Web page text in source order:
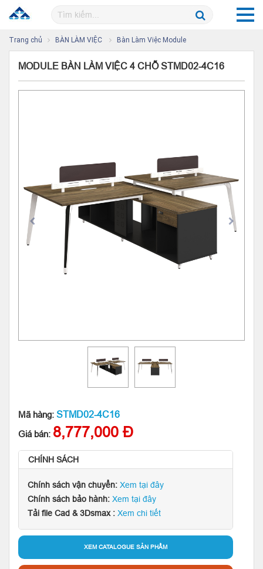
Trang chủ BÀN LÀM VIỆC Bàn Làm Việc Module
MODULE BÀN LÀM VIỆC 4 CHỖ STMD02-4C16
Mã hàng: STMD02-4C16
Giá bán: 8,777,000 Đ
CHÍNH SÁCH
Chính sách vận chuyển: Xem tại đây
Chính sách bảo hành: Xem tại đây
Tải file Cad & 3Dsmax : Xem chi tiết
XEM CATALOGUE SẢN PHẨM